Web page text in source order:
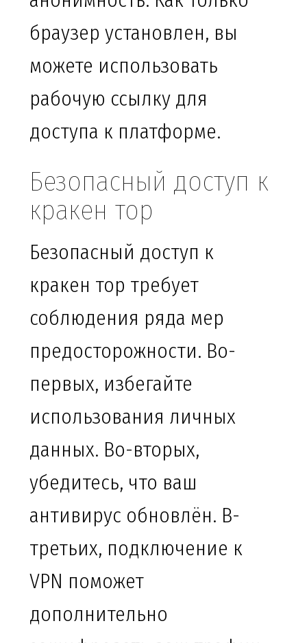
браузер установлен, вы
можете использовать
рабочую ссылку для
доступа к платформе.
Безопасный доступ к
кракен тор
Безопасный доступ к
кракен тор требует
соблюдения ряда мер
предосторожности. Во-
первых, избегайте
использования личных
данных. Во-вторых,
убедитесь, что ваш
антивирус обновлён. В-
третьих, подключение к
VPN поможет
дополнительно